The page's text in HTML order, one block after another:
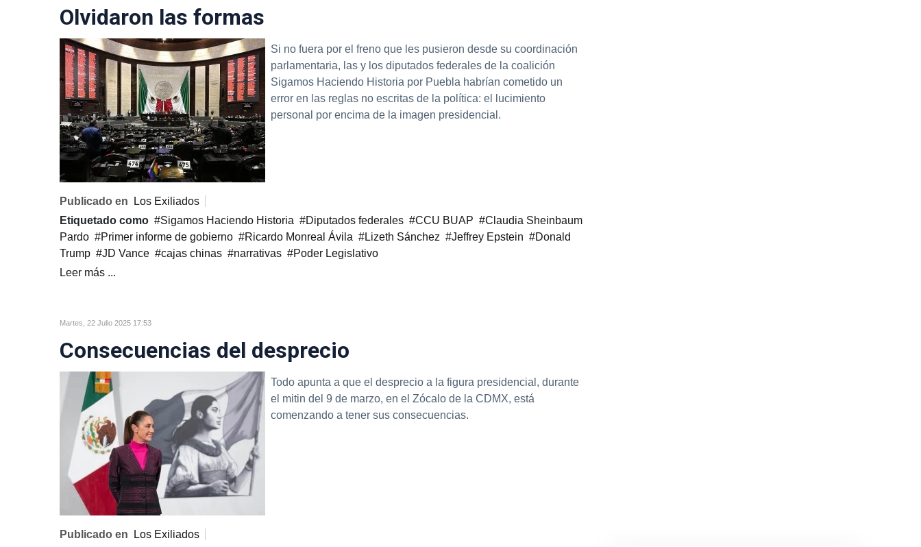
Olvidaron las formas
Si no fuera por el freno que les pusieron desde su coordinación
parlamentaria, las y los diputados federales de la coalición
Sigamos Haciendo Historia por Puebla habrían cometido un
error en las reglas no escritas de la política: el lucimiento
personal por encima de la imagen presidencial.
Publicado en
Los Exiliados
Etiquetado como
Sigamos Haciendo Historia Diputados federales CCU BUAP
Claudia Sheinbaum
Pardo
Primer informe de gobierno Ricardo Monreal Ávila Lizeth Sánchez Jeffrey Epstein
Donald
Trump
JD Vance cajas chinas narrativas
Poder Legislativo
Leer más ...
Martes, 22 Julio 2025 17:53
Consecuencias del desprecio
Todo apunta a que el desprecio a la figura presidencial, durante
el mitin del 9 de marzo, en el Zócalo de la CDMX, está
comenzando a tener sus consecuencias.
Publicado en
Los Exiliados